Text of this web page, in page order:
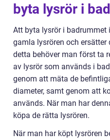
byta lysrör i
Att byta lysrör i badrummet
gamla lysrören och ersätter
detta behöver man först ta
av lysrör som används i
genom att mäta de
diameter, samt genom att
används. När man har
köpa de rätta lysrören.
När man har köpt lysrören